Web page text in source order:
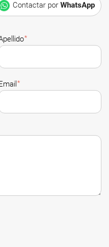
Contactar por WhatsApp
*
*